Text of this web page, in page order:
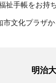
手帳をお持
市文化プラザ
明治